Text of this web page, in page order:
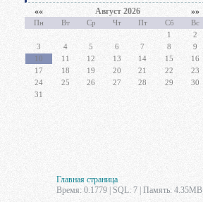
«« Август 2026 »»
Пн Вт Ср Чт Пт Сб
Вс
1
2
3
4 5 6 7 8
9
10
11 12 13 14 15
16
17
18 19 20 21 22
23
24
25 26 27 28 29
30
31
Главная страница
Время: 0.1779 | SQL: 7 | Память: 4.35MB